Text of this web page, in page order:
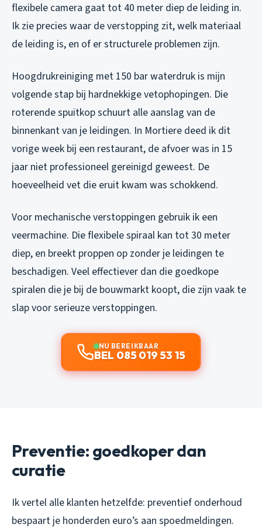
flexibele camera gaat tot 40 meter diep de leiding in.
Ik zie precies waar de verstopping zit, welk materiaal
de leiding is, en of er structurele problemen zijn.
Hoogdrukreiniging met 150 bar waterdruk is mijn
volgende stap bij hardnekkige vetophopingen. Die
roterende spuitkop schuurt alle aanslag van de
binnenkant van je leidingen. In Mortiere deed ik dit
vorige week bij een restaurant, de afvoer was in 15
jaar niet professioneel gereinigd geweest. De
hoeveelheid vet die eruit kwam was schokkend.
Voor mechanische verstoppingen gebruik ik een
veermachine. Die flexibele spiraal kan tot 30 meter
diep, en breekt proppen op zonder je leidingen te
beschadigen. Veel effectiever dan die goedkope
spiralen die je bij de bouwmarkt koopt, die zijn vaak te
slap voor serieuze verstoppingen.
NU BEREIKBAAR
BEL 085 019 53 15
Preventie: goedkoper dan
curatie
Ik vertel alle klanten hetzelfde: preventief onderhoud
bespaart je honderden euro’s aan spoedmeldingen.